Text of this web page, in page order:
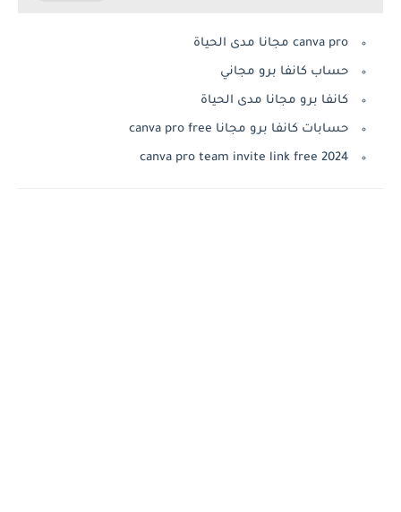
canva pro مجانا مدى الحياة
حساب كانفا برو مجاني
كانفا برو مجانا مدى الحياة
حسابات كانفا برو مجانا canva pro free
canva pro team invite link free 2024